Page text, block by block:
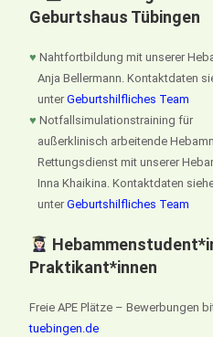
Geburtshaus Tübingen
♥ Nahtfortbildung mit unserer
Anja Bellermann. Kontaktdaten
unterGeburtshilfliches Team
♥ Notfallsimulationstraining für
außerklinisch arbeitende
Rettungsdienst mit unserer
Inna Khaikina. Kontaktdaten
unterGeburtshilfliches Team
Praktikant*innen
Freie APE Plätze – Bewerbungen
tuebingen.de